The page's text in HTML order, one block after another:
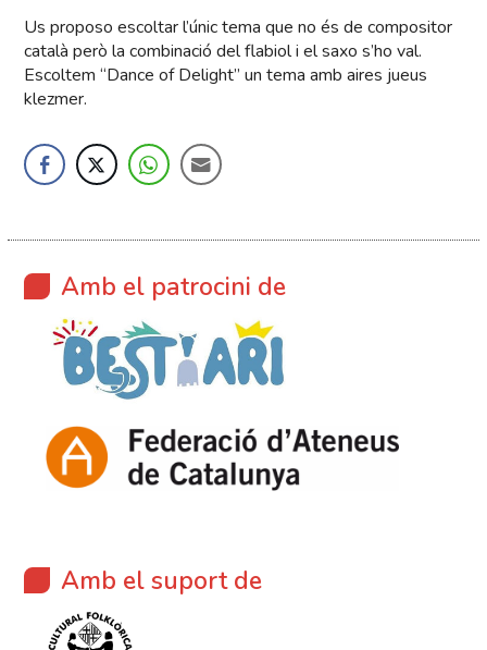
Us proposo escoltar l’únic tema que no és de compositor
català però la combinació del flabiol i el saxo s’ho val.
Escoltem “Dance of Delight” un tema amb aires jueus
klezmer.
Amb el patrocini de
Amb el suport de